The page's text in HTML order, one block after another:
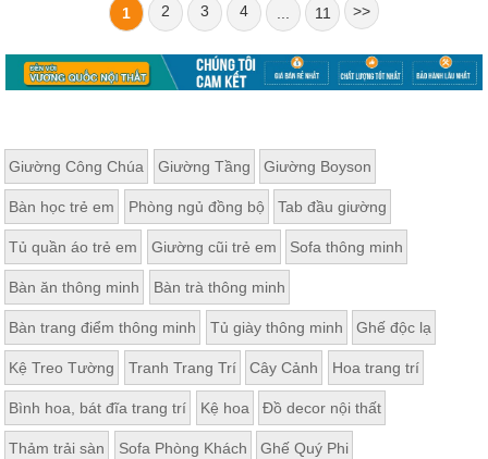
1 2 3 4 11 >>
Giường Công Chúa Giường Tầng Giường Boyson
Bàn học trẻ em Phòng ngủ đồng bộ Tab đầu giường
Tủ quần áo trẻ em Giường cũi trẻ em Sofa thông minh
Bàn ăn thông minh Bàn trà thông minh
Bàn trang điểm thông minh Tủ giày thông minh Ghế độc lạ
Kệ Treo Tường Tranh Trang Trí Cây Cảnh Hoa trang trí
Bình hoa, bát đĩa trang trí Kệ hoa Đồ decor nội thất
Thảm trải sàn Sofa Phòng Khách Ghế Quý Phi